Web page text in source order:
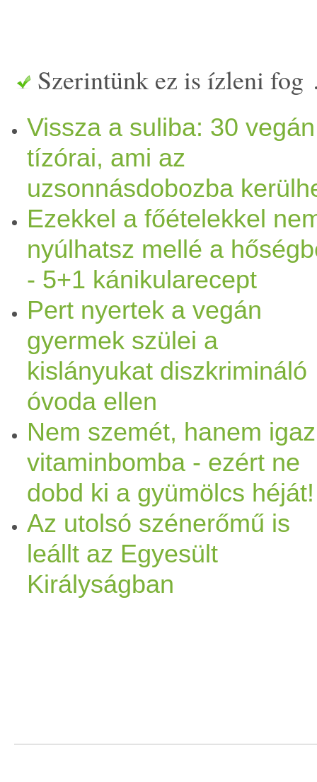
Szerintünk ez is ízleni
Vissza a suliba: 30 vegán
tízórai, ami az
uzsonnásdobozba
Ezekkel a főételekkel
nyúlhatsz mellé a
- 5+1 kánikularecept
Pert nyertek a vegán
gyermek szülei a
kislányukat diszkrimináló
óvoda ellen
Nem szemét, hanem
vitaminbomba - ezért ne
dobd ki a gyümölcs héját!
Az utolsó szénerőmű is
leállt az Egyesült
Királyságban